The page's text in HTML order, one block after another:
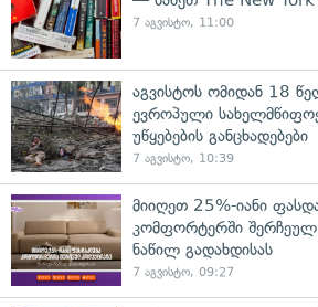
7 აგვისტო, 11:00
აგვისტოს ომიდან 18
ევროპული
უწყებების განცხადებები
7 აგვისტო, 10:39
მიიღეთ 25%-იანი
კომფორტერში
ნაწილ გადახდისას
7 აგვისტო, 09:27